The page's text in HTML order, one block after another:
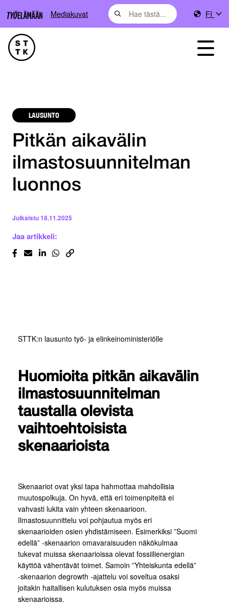
Mediakuvat FI
LAUSUNTO
Pitkän aikavälin
ilmastosuunnitelman
luonnos
Julkaistu18.11.2025
Jaa artikkeli:
STTK:n lausunto työ- ja elinkeinoministeriölle
Huomioita pitkän aikavälin
ilmastosuunnitelman
taustalla olevista
vaihtoehtoisista
skenaarioista
Skenaariot ovat yksi tapa hahmottaa mahdollisia
muutospolkuja. On hyvä, että eri toimenpiteitä ei
vahvasti lukita vain yhteen skenaarioon.
Ilmastosuunnittelu voi pohjautua myös eri
skenaarioiden osien yhdistämiseen. Esimerkiksi ”Suomi
edellä” -skenaarion omavaraisuuden näkökulmaa
tukevat muissa skenaarioissa olevat fossiilienergian
käyttöä vähentävät toimet. Samoin ”Yhteiskunta edellä”
-skenaarion degrowth -ajattelu voi soveltua osaksi
joitakin haitallisen kulutuksen osia myös muissa
skenaarioissa.